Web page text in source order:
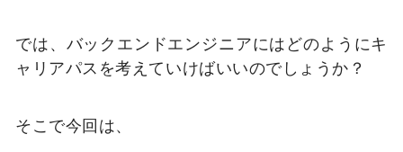
では、バックエンドエンジニアにはどのようにキ
ャリアパスを考えていけばいいのでしょうか？
そこで今回は、